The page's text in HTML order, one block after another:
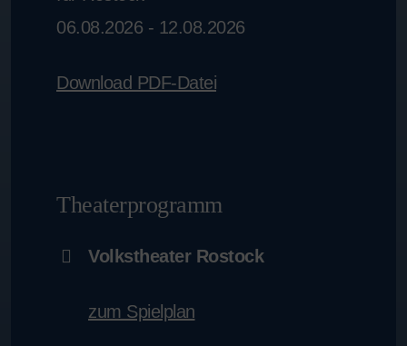
06.08.2026 - 12.08.2026
Download PDF-Datei
Theaterprogramm
Volkstheater Rostock
zum Spielplan